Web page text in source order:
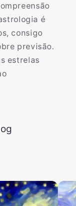
é
consigo
previsão.
estrelas